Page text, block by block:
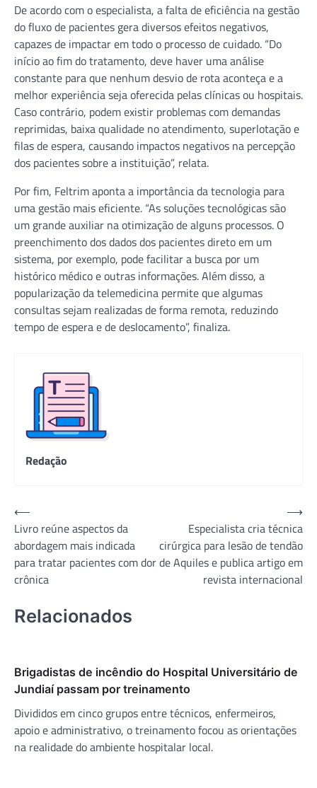
De acordo com o especialista, a falta de eficiência na gestão
do fluxo de pacientes gera diversos efeitos negativos,
capazes de impactar em todo o processo de cuidado. “Do
início ao fim do tratamento, deve haver uma análise
constante para que nenhum desvio de rota aconteça e a
melhor experiência seja oferecida pelas clínicas ou hospitais.
Caso contrário, podem existir problemas com demandas
reprimidas, baixa qualidade no atendimento, superlotação e
filas de espera, causando impactos negativos na percepção
dos pacientes sobre a instituição”, relata.
Por fim, Feltrim aponta a importância da tecnologia para
uma gestão mais eficiente. “As soluções tecnológicas são
um grande auxiliar na otimização de alguns processos. O
preenchimento dos dados dos pacientes direto em um
sistema, por exemplo, pode facilitar a busca por um
histórico médico e outras informações. Além disso, a
popularização da telemedicina permite que algumas
consultas sejam realizadas de forma remota, reduzindo
tempo de espera e de deslocamento”, finaliza.
Redação
Navegação
de
Post
⟵
Livro reúne aspectos da
abordagem mais indicada
para tratar pacientes com dor
crônica
Especialista cria técnica
cirúrgica para lesão de tendão
de Aquiles e publica artigo em
revista internacional
⟶
Relacionados
Brigadistas de incêndio do Hospital Universitário de
Jundiaí passam por treinamento
Divididos em cinco grupos entre técnicos, enfermeiros,
apoio e administrativo, o treinamento focou as orientações
na realidade do ambiente hospitalar local.